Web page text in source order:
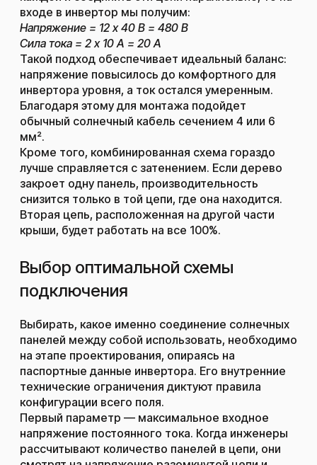
входе в инвертор мы получим:
Напряжение = 12 х 40 В = 480 В
Сила тока = 2 х 10 А = 20 А
Такой подход обеспечивает идеальный баланс:
напряжение повысилось до комфортного для
инвертора уровня, а ток остался умеренным.
Благодаря этому для монтажа подойдет
обычный солнечный кабель сечением 4 или 6
мм².
Кроме того, комбинированная схема гораздо
лучше справляется с затенением. Если дерево
закроет одну панель, производительность
снизится только в той цепи, где она находится.
Вторая цепь, расположенная на другой части
крыши, будет работать на все 100%.
Выбор оптимальной схемы
подключения
Выбирать, какое именно соединение солнечных
панелей между собой использовать, необходимо
на этапе проектирования, опираясь на
паспортные данные инвертора. Его внутренние
технические ограничения диктуют правила
конфигурации всего поля.
Первый параметр — максимальное входное
напряжение постоянного тока. Когда инженеры
рассчитывают количество панелей в цепи, они